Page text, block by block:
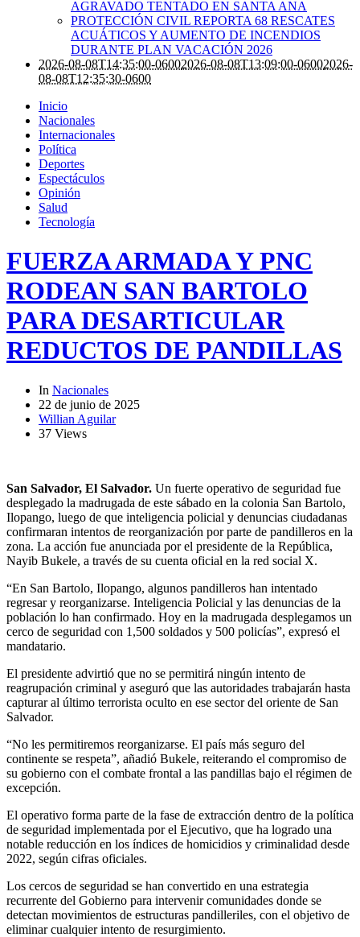
AGRAVADO TENTADO EN SANTA ANA
PROTECCIÓN CIVIL REPORTA 68 RESCATES
ACUÁTICOS Y AUMENTO DE INCENDIOS
DURANTE PLAN VACACIÓN 2026
2026-08-08T14:35:00-06002026-08-08T13:09:00-06002026-
08-08T12:35:30-0600
Inicio
Nacionales
Internacionales
Política
Deportes
Espectáculos
Opinión
Salud
Tecnología
FUERZA ARMADA Y PNC
RODEAN SAN BARTOLO
PARA DESARTICULAR
REDUCTOS DE PANDILLAS
In Nacionales
22 de junio de 2025
Willian Aguilar
37 Views
San Salvador, El Salvador. Un fuerte operativo de seguridad fue
desplegado la madrugada de este sábado en la colonia San Bartolo,
Ilopango, luego de que inteligencia policial y denuncias ciudadanas
confirmaran intentos de reorganización por parte de pandilleros en la
zona. La acción fue anunciada por el presidente de la República,
Nayib Bukele, a través de su cuenta oficial en la red social X.
“En San Bartolo, Ilopango, algunos pandilleros han intentado
regresar y reorganizarse. Inteligencia Policial y las denuncias de la
población lo han confirmado. Hoy en la madrugada desplegamos un
cerco de seguridad con 1,500 soldados y 500 policías”, expresó el
mandatario.
El presidente advirtió que no se permitirá ningún intento de
reagrupación criminal y aseguró que las autoridades trabajarán hasta
capturar al último terrorista oculto en ese sector del oriente de San
Salvador.
“No les permitiremos reorganizarse. El país más seguro del
continente se respeta”, añadió Bukele, reiterando el compromiso de
su gobierno con el combate frontal a las pandillas bajo el régimen de
excepción.
El operativo forma parte de la fase de extracción dentro de la política
de seguridad implementada por el Ejecutivo, que ha logrado una
notable reducción en los índices de homicidios y criminalidad desde
2022, según cifras oficiales.
Los cercos de seguridad se han convertido en una estrategia
recurrente del Gobierno para intervenir comunidades donde se
detectan movimientos de estructuras pandilleriles, con el objetivo de
eliminar cualquier intento de resurgimiento.